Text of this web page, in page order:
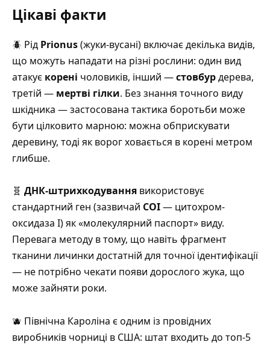
Цікаві факти
🪲 Рід Prionus(жуки-вусані) включає декілька видів,
що можуть нападати на різні рослини: один вид
атакує корені чоловиків, інший —стовбурдерева,
третій — мертві гілки. Без знання точного виду
шкідника — застосована тактика боротьби може
бути цілковито марною: можна обприскувати
деревину, тоді як ворог ховається в корені метром
глибше.
🧬 ДНК-штрихкодування використовує
стандартний ген (зазвичай COI— цитохром-
оксидаза I) як «молекулярний паспорт» виду.
Перевага методу в тому, що навіть фрагмент
тканини личинки достатній для точної ідентифікації
— не потрібно чекати появи дорослого жука, що
може зайняти роки.
🫐 Північна Кароліна є одним із провідних
виробників чорниці в США: штат входить до топ-5